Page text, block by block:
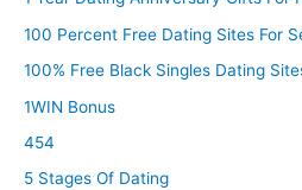
100 Percent Free Dating Sites For
100% Free Black Singles Dating
1WIN Bonus
454
5 Stages Of Dating